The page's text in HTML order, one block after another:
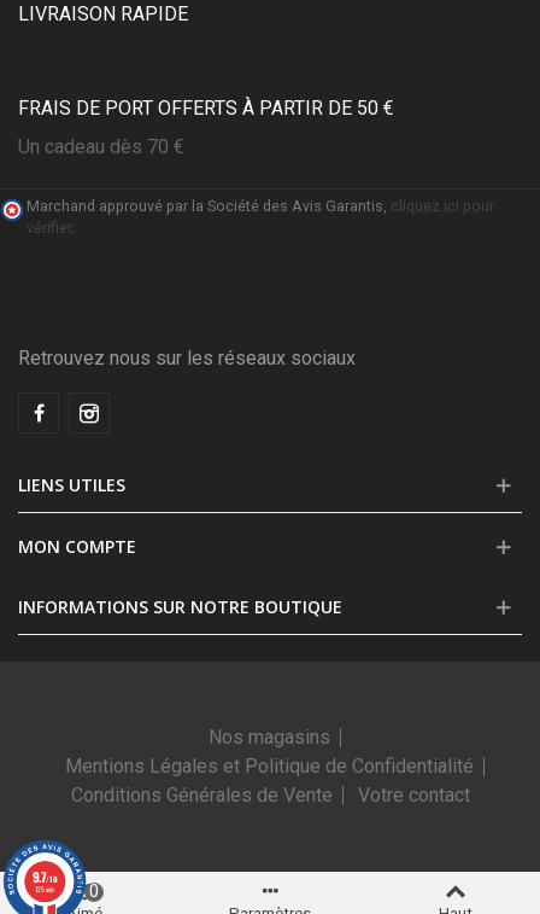
LIVRAISON RAPIDE
FRAIS DE PORT OFFERTS À PARTIR DE 50 €
Un cadeau dès 70 €
Marchand approuvé par la Société des Avis Garantis, cliquez ici pour
vérifier.
Retrouvez nous sur les réseaux sociaux
INFORMATIONS SUR NOTRE BOUTIQUE
LIENS UTILES
MON COMPTE
Nos magasins
Mentions Légales et Politique de Confidentialité
Conditions Générales de Vente
Votre contact
0
9.7/10
125 avis